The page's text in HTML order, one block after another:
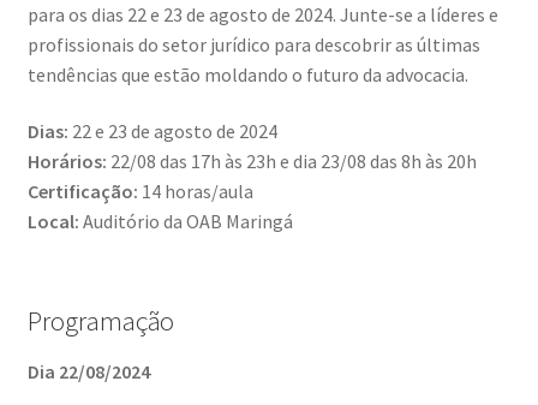
para os dias 22 e 23 de agosto de 2024. Junte-se a líderes e
profissionais do setor jurídico para descobrir as últimas
tendências que estão moldando o futuro da advocacia.
Dias: 22 e 23 de agosto de 2024
Horários: 22/08 das 17h às 23h e dia 23/08 das 8h às 20h
Certificação: 14 horas/aula
Local: Auditório da OAB Maringá
Programação
Dia 22/08/2024